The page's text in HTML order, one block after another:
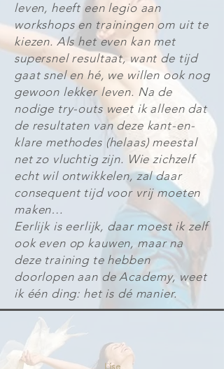
leven, heeft een legio aan
workshops en trainingen om uit te
kiezen. Als het even kan met
supersnel resultaat, want de tijd
gaat snel en hé, we willen ook nog
gewoon lekker leven. Na de
nodige try-outs weet ik alleen dat
de resultaten van deze kant-en-
klare methodes (helaas) meestal
net zo vluchtig zijn. Wie zichzelf
echt wil ontwikkelen, zal daar
consequent tijd voor vrij moeten
maken…
Eerlijk is eerlijk, daar moest ik zelf
ook even op kauwen, maar na
deze training te hebben
doorlopen aan de Academy, weet
ik één ding: het is dé manier.
Lise